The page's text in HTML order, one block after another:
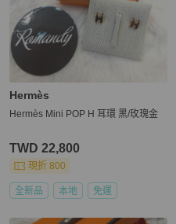
Hermès
Hermès Mini POP H 耳環 黑/玫瑰金
TWD 22,800
現折 800
全新品 本地 免運